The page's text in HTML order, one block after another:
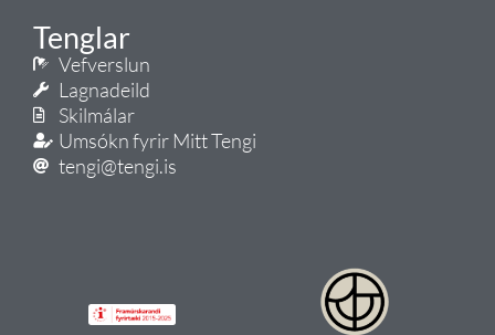
Tenglar
Vefverslun
Lagnadeild
Skilmálar
Umsókn fyrir Mitt Tengi
tengi@tengi.is